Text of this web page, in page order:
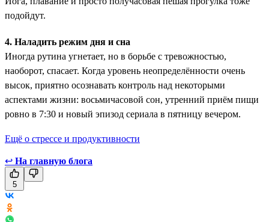
подойдут.
4. Наладить режим дня и сна
Иногда рутина угнетает, но в борьбе с тревожностью,
наоборот, спасает. Когда уровень неопределённости очень
высок, приятно осознавать контроль над некоторыми
аспектами жизни: восьмичасовой сон, утренний приём пищи
ровно в 7:30 и новый эпизод сериала в пятницу вечером.
Ещё о стрессе и продуктивности
↩ На главную блога
5